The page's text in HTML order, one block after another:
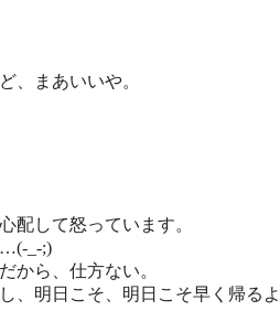
、まあいいや。
配して怒っています。
_-;)
から、仕方ない。
、明日こそ、明日こそ早く帰る